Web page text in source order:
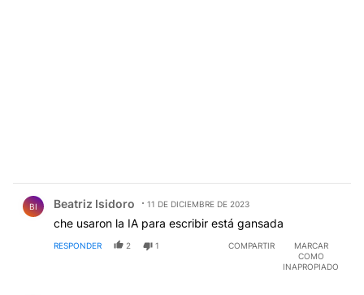
BI Beatriz Isidoro 11 DE DICIEMBRE DE 2023
che usaron la IA para escribir está gansada
RESPONDER 2 1 COMPARTIR
MARCAR
COMO
INAPROPIADO